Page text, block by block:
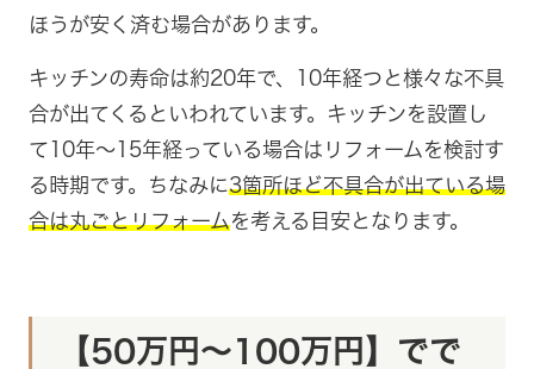
ほうが安く済む場合があります。
キッチンの寿命は約20年で、10年経つと様々な不具
合が出てくるといわれています。キッチンを設置し
て10年～15年経っている場合はリフォームを検討す
る時期です。ちなみに3箇所ほど不具合が出ている場
合は丸ごとリフォームを考える目安となります。
【50万円～100万円】でで